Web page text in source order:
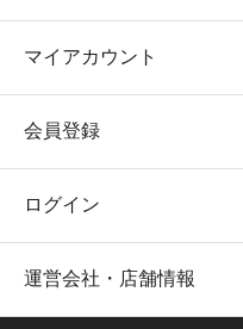
マイアカウント
会員登録
ログイン
運営会社・店舗情報